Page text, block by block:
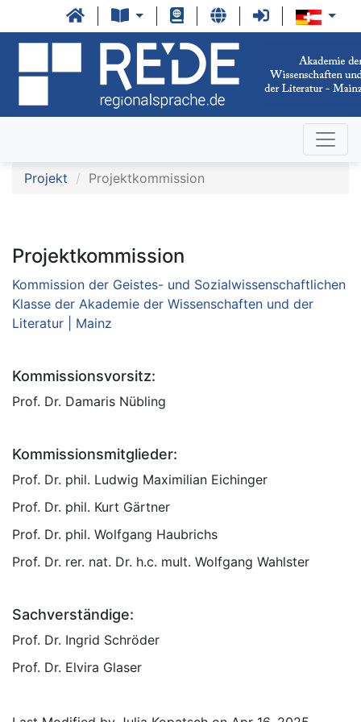
Projekt Projektkommission
Projektkommission
Kommission der Geistes- und Sozialwissenschaftlichen
Klasse der Akademie der Wissenschaften und der
Literatur | Mainz
Kommissionsvorsitz:
Prof. Dr. Damaris Nübling
Kommissionsmitglieder:
Prof. Dr. phil. Ludwig Maximilian Eichinger
Prof. Dr. phil. Kurt Gärtner
Prof. Dr. phil. Wolfgang Haubrichs
Prof. Dr. rer. nat. Dr. h.c. mult. Wolfgang Wahlster
Sachverständige:
Prof. Dr. Ingrid Schröder
Prof. Dr. Elvira Glaser